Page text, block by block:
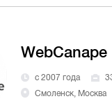
WebCanape
с 2007 года
Смоленск, Москва